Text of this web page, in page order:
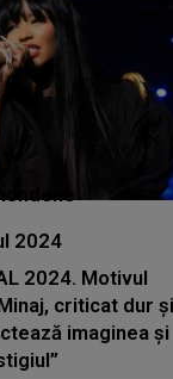
2024
2024. Motivul
criticat dur și
imaginea și